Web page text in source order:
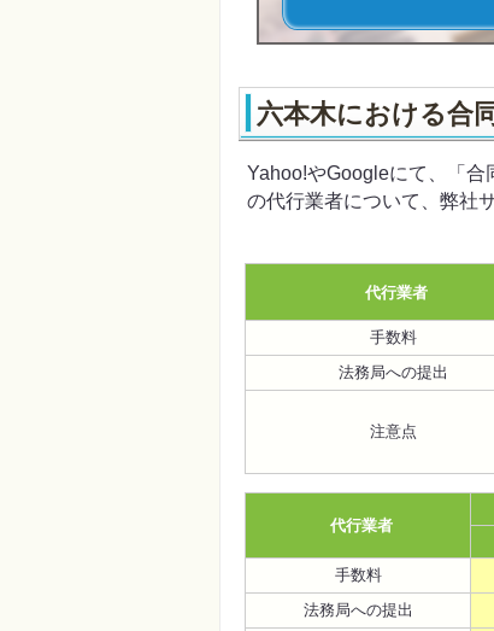
六本木における合
Yahoo!やGoogleにて、「
の代行業者について、弊社
代行業者
手数料
法務局への提出
注意点
代行業者
手数料
法務局への提出